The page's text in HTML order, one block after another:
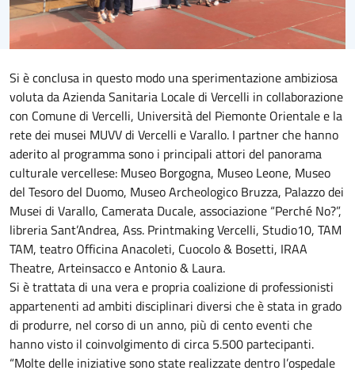
Si è conclusa in questo modo una sperimentazione ambiziosa
voluta da Azienda Sanitaria Locale di Vercelli in collaborazione
con Comune di Vercelli, Università del Piemonte Orientale e la
rete dei musei MUVV di Vercelli e Varallo. I partner che hanno
aderito al programma sono i principali attori del panorama
culturale vercellese: Museo Borgogna, Museo Leone, Museo
del Tesoro del Duomo, Museo Archeologico Bruzza, Palazzo dei
Musei di Varallo, Camerata Ducale, associazione “Perché No?”,
libreria Sant’Andrea, Ass. Printmaking Vercelli, Studio10, TAM
TAM, teatro Officina Anacoleti, Cuocolo & Bosetti, IRAA
Theatre, Arteinsacco e Antonio & Laura.
Si è trattata di una vera e propria coalizione di professionisti
appartenenti ad ambiti disciplinari diversi che è stata in grado
di produrre, nel corso di un anno, più di cento eventi che
hanno visto il coinvolgimento di circa 5.500 partecipanti.
“Molte delle iniziative sono state realizzate dentro l’ospedale